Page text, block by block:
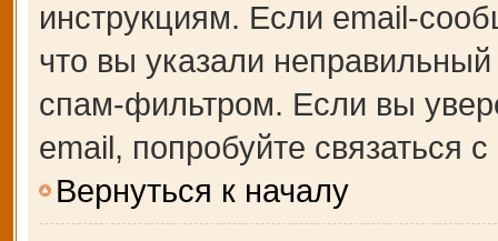
инструкциям. Если email-
что вы указали
спам-фильтром. Если вы
email, попробуйте связаться
Вернуться к началу